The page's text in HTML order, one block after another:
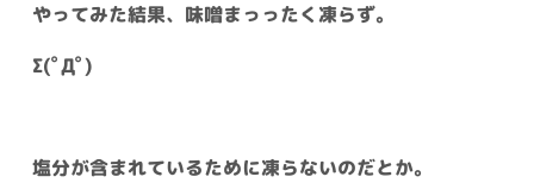
やってみた結果、味噌まっったく凍らず。
Σ(ﾟДﾟ)
塩分が含まれているために凍らないのだとか。